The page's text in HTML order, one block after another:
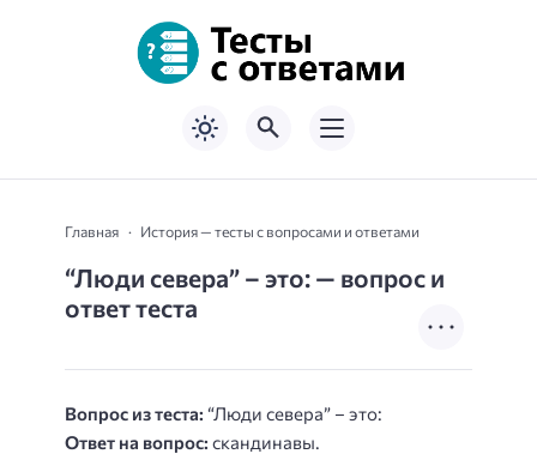
Главная История — тесты с вопросами и ответами
“Люди севера” – это: — вопрос и
ответ теста
Вопрос из теста: “Люди севера” – это:
Ответ на вопрос: скандинавы.